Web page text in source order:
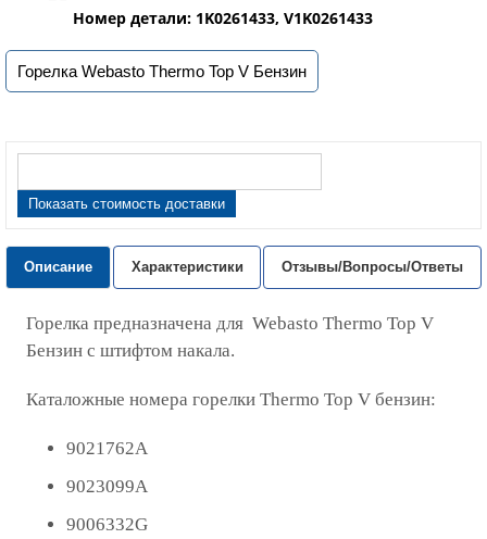
Номер детали: 1K0261433, V1K0261433
Горелка Webasto Thermo Top V Бензин
Показать стоимость доставки
Описание Характеристики Отзывы/Вопросы/Ответы
Горелка предназначена для Webasto Thermo Top V
Бензин с штифтом накала.
Каталожные номера горелки Thermo Top V бензин:
9021762A
9023099A
9006332G